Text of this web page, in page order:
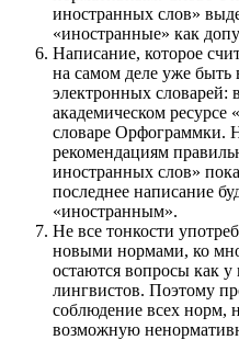
иностранных слов»
«иностранные» как
Написание, которое
на самом деле уже быть
электронных словарей:
академическом
словаре Орфограммки.
рекомендациям
иностранных слов»
последнее написание
«иностранным».
Не все тонкости
новыми нормами, ко
остаются вопросы как
лингвистов. Поэтому
соблюдение всех норм,
возможную